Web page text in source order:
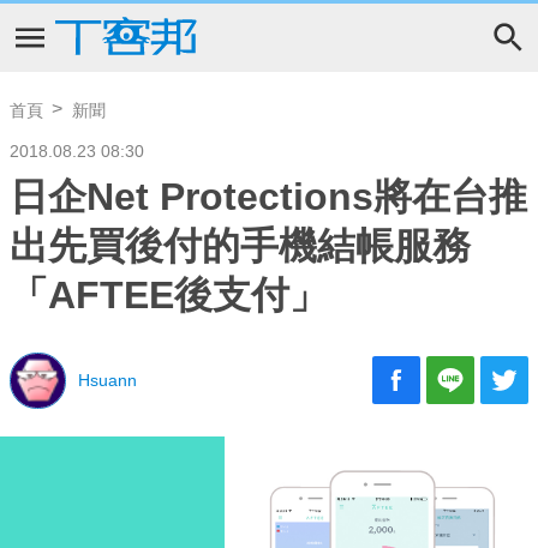
首頁 新聞
2018.08.23 08:30
日企Net Protections將在台推
出先買後付的手機結帳服務
「AFTEE後支付」
Hsuann